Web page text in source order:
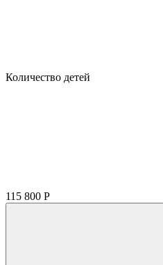
Количество детей
115 800 Р